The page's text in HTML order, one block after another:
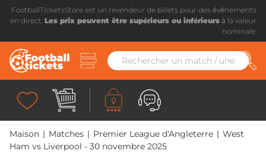
FootballTicketsStore est un revendeur de billets pour des événements
en direct. Les prix peuvent être supérieurs ou inférieurs à la valeur
nominale.
Maison | Matches | Premier League d'Angleterre | West
Ham vs Liverpool - 30 novembre 2025